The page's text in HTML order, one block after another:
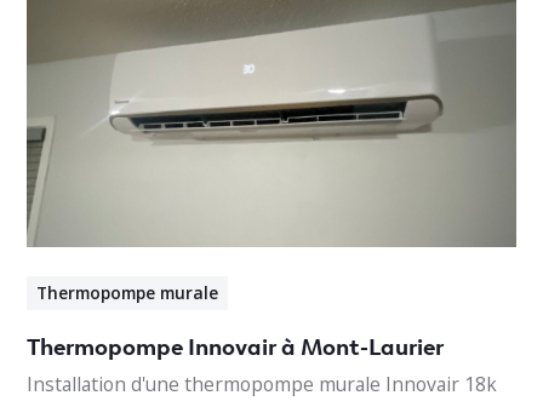
Thermopompe murale
Thermopompe Innovair à Mont-Laurier
Installation d'une thermopompe murale Innovair 18k